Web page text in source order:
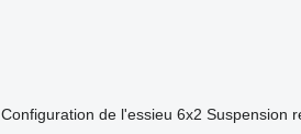
Configuration de l'essieu 6x2 Suspension